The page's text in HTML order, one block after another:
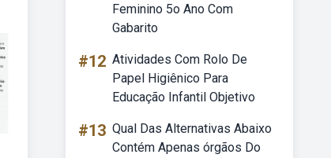
Feminino 5o Ano Com
Gabarito
#12 Atividades Com Rolo De
Papel Higiênico Para
Educação Infantil Objetivo
#13 Qual Das Alternativas Abaixo
Contém Apenas órgãos Do